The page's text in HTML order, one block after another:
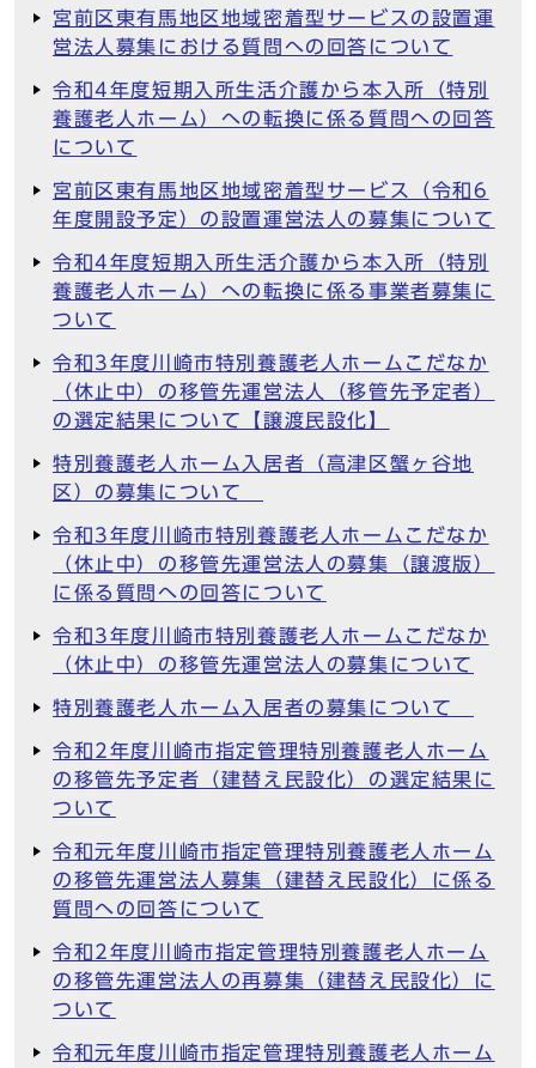
宮前区東有馬地区地域密着型サービスの設置運
営法人募集における質問への回答について
令和4年度短期入所生活介護から本入所（特別
養護老人ホーム）への転換に係る質問への回答
について
宮前区東有馬地区地域密着型サービス（令和6
年度開設予定）の設置運営法人の募集について
令和4年度短期入所生活介護から本入所（特別
養護老人ホーム）への転換に係る事業者募集に
ついて
令和3年度川崎市特別養護老人ホームこだなか
（休止中）の移管先運営法人（移管先予定者）
の選定結果について【譲渡民設化】
特別養護老人ホーム入居者（高津区蟹ヶ谷地
区）の募集について
令和3年度川崎市特別養護老人ホームこだなか
（休止中）の移管先運営法人の募集（譲渡版）
に係る質問への回答について
令和3年度川崎市特別養護老人ホームこだなか
（休止中）の移管先運営法人の募集について
特別養護老人ホーム入居者の募集について
令和2年度川崎市指定管理特別養護老人ホーム
の移管先予定者（建替え民設化）の選定結果に
ついて
令和元年度川崎市指定管理特別養護老人ホーム
の移管先運営法人募集（建替え民設化）に係る
質問への回答について
令和2年度川崎市指定管理特別養護老人ホーム
の移管先運営法人の再募集（建替え民設化）に
ついて
令和元年度川崎市指定管理特別養護老人ホーム